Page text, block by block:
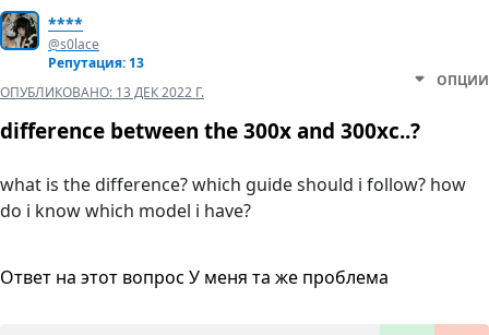
****
@s0lace
Репутация: 13
ОПУБЛИКОВАНО: 13 ДЕК 2022 Г.
ОПЦИИ
difference between the 300x and 300xc..?
what is the difference? which guide should i follow? how
do i know which model i have?
Ответ на этот вопрос У меня та же проблема